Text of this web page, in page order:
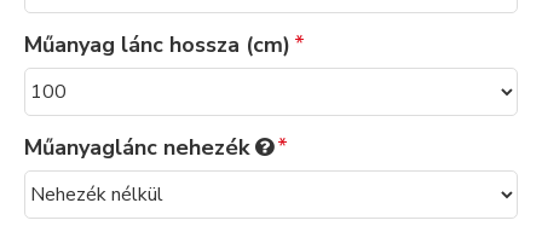
Műanyag lánc hossza (cm)
Műanyaglánc nehezék